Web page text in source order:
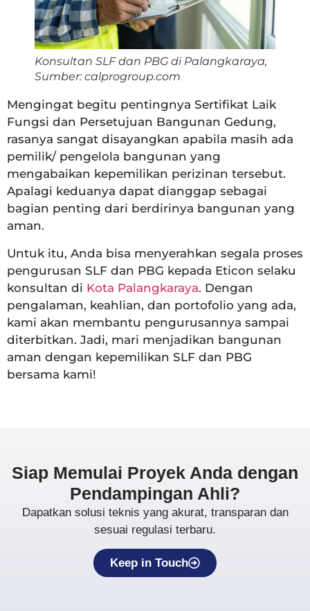
Konsultan SLF dan PBG di Palangkaraya,
Sumber: calprogroup.com
Mengingat begitu pentingnya Sertifikat Laik
Fungsi dan Persetujuan Bangunan Gedung,
rasanya sangat disayangkan apabila masih ada
pemilik/ pengelola bangunan yang
mengabaikan kepemilikan perizinan tersebut.
Apalagi keduanya dapat dianggap sebagai
bagian penting dari berdirinya bangunan yang
aman.
Untuk itu, Anda bisa menyerahkan segala proses
pengurusan SLF dan PBG kepada Eticon selaku
konsultan di Kota Palangkaraya. Dengan
pengalaman, keahlian, dan portofolio yang ada,
kami akan membantu pengurusannya sampai
diterbitkan. Jadi, mari menjadikan bangunan
aman dengan kepemilikan SLF dan PBG
bersama kami!
Siap Memulai Proyek Anda dengan
Pendampingan Ahli?
Dapatkan solusi teknis yang akurat, transparan dan
sesuai regulasi terbaru.
Keep in Touch